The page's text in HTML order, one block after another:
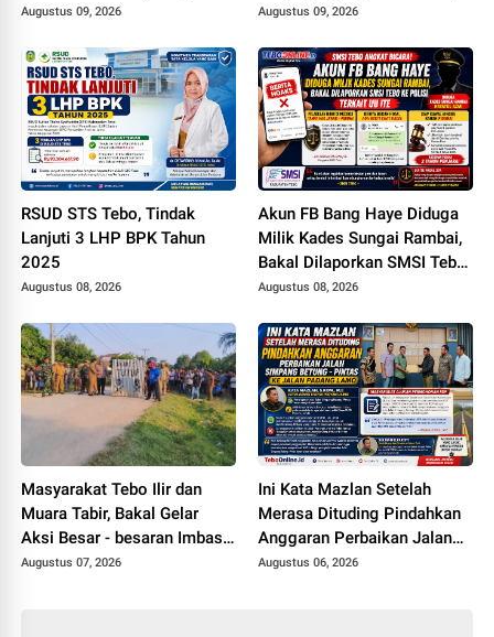
Karyawan MD
Augustus 09, 2026
Lebih Rapi dan Layak Huni
Augustus 09, 2026
RSUD STS Tebo, Tindak
Lanjuti 3 LHP BPK Tahun
2025
Augustus 08, 2026
Akun FB Bang Haye Diduga
Milik Kades Sungai Rambai,
Bakal Dilaporkan SMSI Tebo
ke Polisi Terkait UU ITE
Augustus 08, 2026
Masyarakat Tebo Ilir dan
Muara Tabir, Bakal Gelar
Aksi Besar - besaran Imbas
Jalan Simpang Betung -
Augustus 07, 2026
Ini Kata Mazlan Setelah
Merasa Dituding Pindahkan
Anggaran Perbaikan Jalan
Simpang Betung - Pintas ke
Augustus 06, 2026